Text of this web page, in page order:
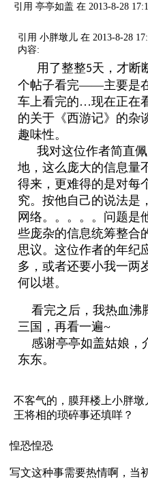
引用 亭亭如盖 在 2013-8-28
引用 小胖墩儿 在 2013-8-28
内容:
用了整整5天，才断
个帖子看完——主要是
车上看完的…现在正在
的关于《西游记》的杂
趣味性。
我对这位作者简直
地，这么庞大的信息量
得来，更难得的是对每
究。按他自己的说法是
网络。。。。。问题是
些庞杂的信息统筹整合
思议。这位作者的年纪
多，或者还要小我一两
何以堪。
看完之后，我热血沸
三国，再看一遍~
感谢亭亭如盖姑娘，
东东。
不客气的，膜拜楼上小胖
王将相的琐碎事还填咩？
惶恐惶恐
写文这种事需要热情啊，当